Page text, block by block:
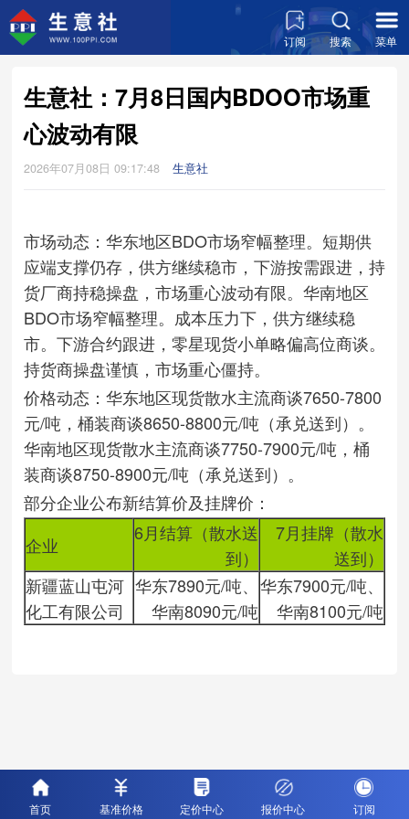
订阅 搜索 菜单
生意社：7月8日国内BDOO市场重
心波动有限
2026年07月08日 09:17:48 生意社
市场动态：华东地区BDO市场窄幅整理。短期供
应端支撑仍存，供方继续稳市，下游按需跟进，持
货厂商持稳操盘，市场重心波动有限。华南地区
BDO市场窄幅整理。成本压力下，供方继续稳
市。下游合约跟进，零星现货小单略偏高位商谈。
持货商操盘谨慎，市场重心僵持。
价格动态：华东地区现货散水主流商谈7650-7800
元/吨，桶装商谈8650-8800元/吨（承兑送到）。
华南地区现货散水主流商谈7750-7900元/吨，桶
装商谈8750-8900元/吨（承兑送到）。
部分企业公布新结算价及挂牌价：
企业
6月结算（散水送
到）
7月挂牌（散水
送到）
新疆蓝山屯河
化工有限公司
华东7890元/吨、
华南8090元/吨
华东7900元/吨、
华南8100元/吨
首页 基准价格 定价中心 报价中心 订阅